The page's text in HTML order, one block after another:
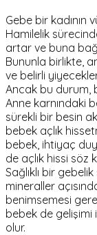
Gebe bir kadının
Hamilelik
artar ve buna
Bununla birlikte,
ve belirli
Ancak bu durum,
Anne karnındaki
sürekli bir besin
bebek açlık
bebek, ihtiyaç
de açlık hissi söz
Sağlıklı bir
mineraller
benimsemesi
bebek de gelişimi
olur.